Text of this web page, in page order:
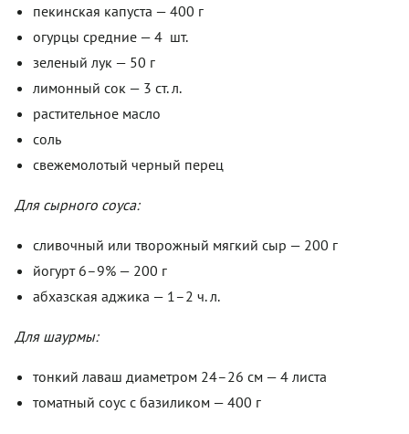
пекинская капуста — 400 г
огурцы средние — 4 шт.
зеленый лук — 50 г
лимонный сок — 3 ст. л.
растительное масло
соль
свежемолотый черный перец
Для сырного соуса:
сливочный или творожный мягкий сыр — 200 г
йогурт 6–9% — 200 г
абхазская аджика — 1–2 ч. л.
Для шаурмы:
тонкий лаваш диаметром 24–26 см — 4 листа
томатный соус с базиликом — 400 г